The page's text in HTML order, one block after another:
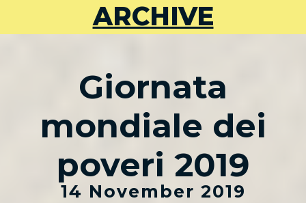
ARCHIVE
Giornata
mondiale dei
poveri 2019
14 November 2019